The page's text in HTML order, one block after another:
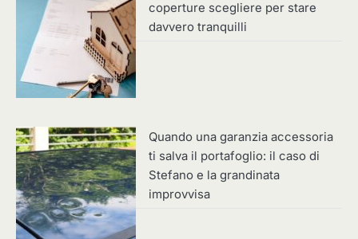
coperture scegliere per stare
davvero tranquilli
Quando una garanzia accessoria
ti salva il portafoglio: il caso di
Stefano e la grandinata
improvvisa